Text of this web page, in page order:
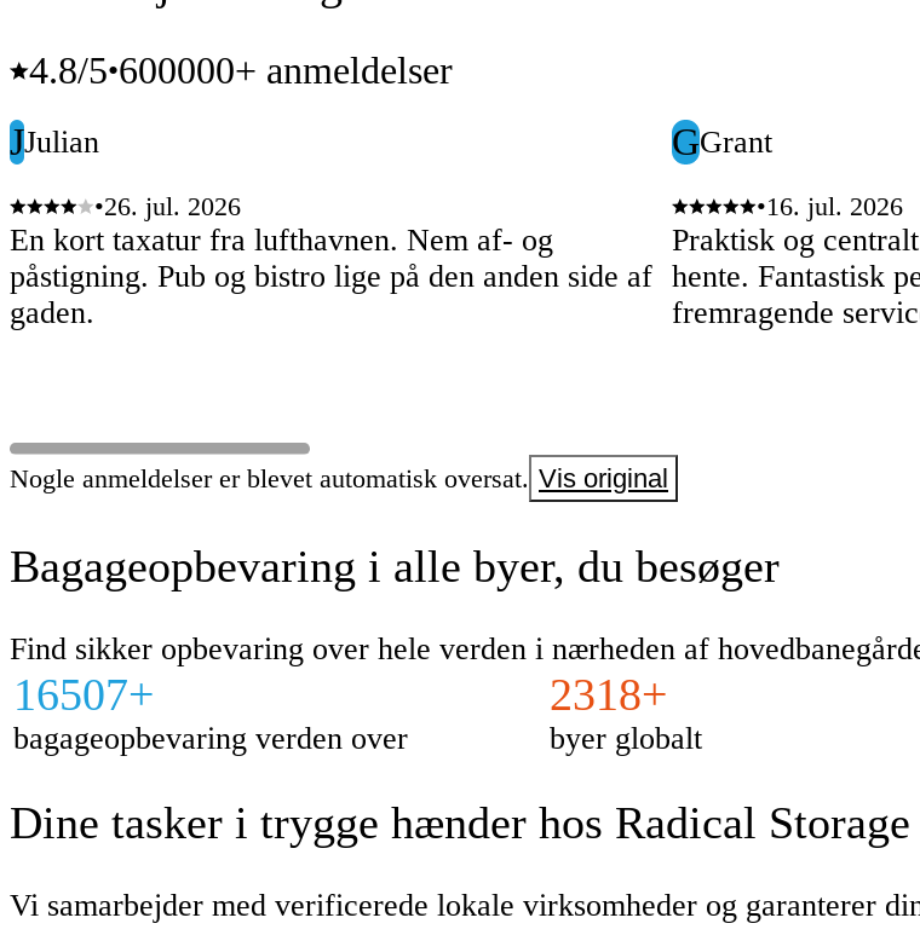
4.8/5•600000+ anmeldelser
JJulian
•26. jul. 2026
En kort taxatur fra lufthavnen. Nem af- og
påstigning. Pub og bistro lige på den anden side af
gaden.
GGrant
•16. jul. 2026
Praktisk og
hente. Fantastisk
fremragende
Nogle anmeldelser er blevet automatisk oversat. Vis original
Bagageopbevaring i alle byer, du besøger
Find sikker opbevaring over hele verden i nærheden af
16507+
bagageopbevaring verden over
2318+
byer globalt
Dine tasker i trygge hænder hos Radical Storage
Vi samarbejder med verificerede lokale virksomheder og garanterer